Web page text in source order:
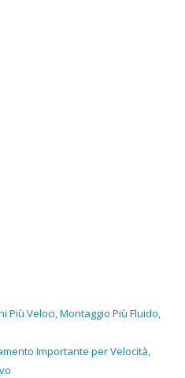
Più Veloci, Montaggio Più Fluido,
Importante per Velocità,